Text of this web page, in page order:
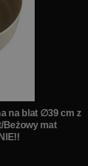
na blat ∅39 cm z
Beżowy mat